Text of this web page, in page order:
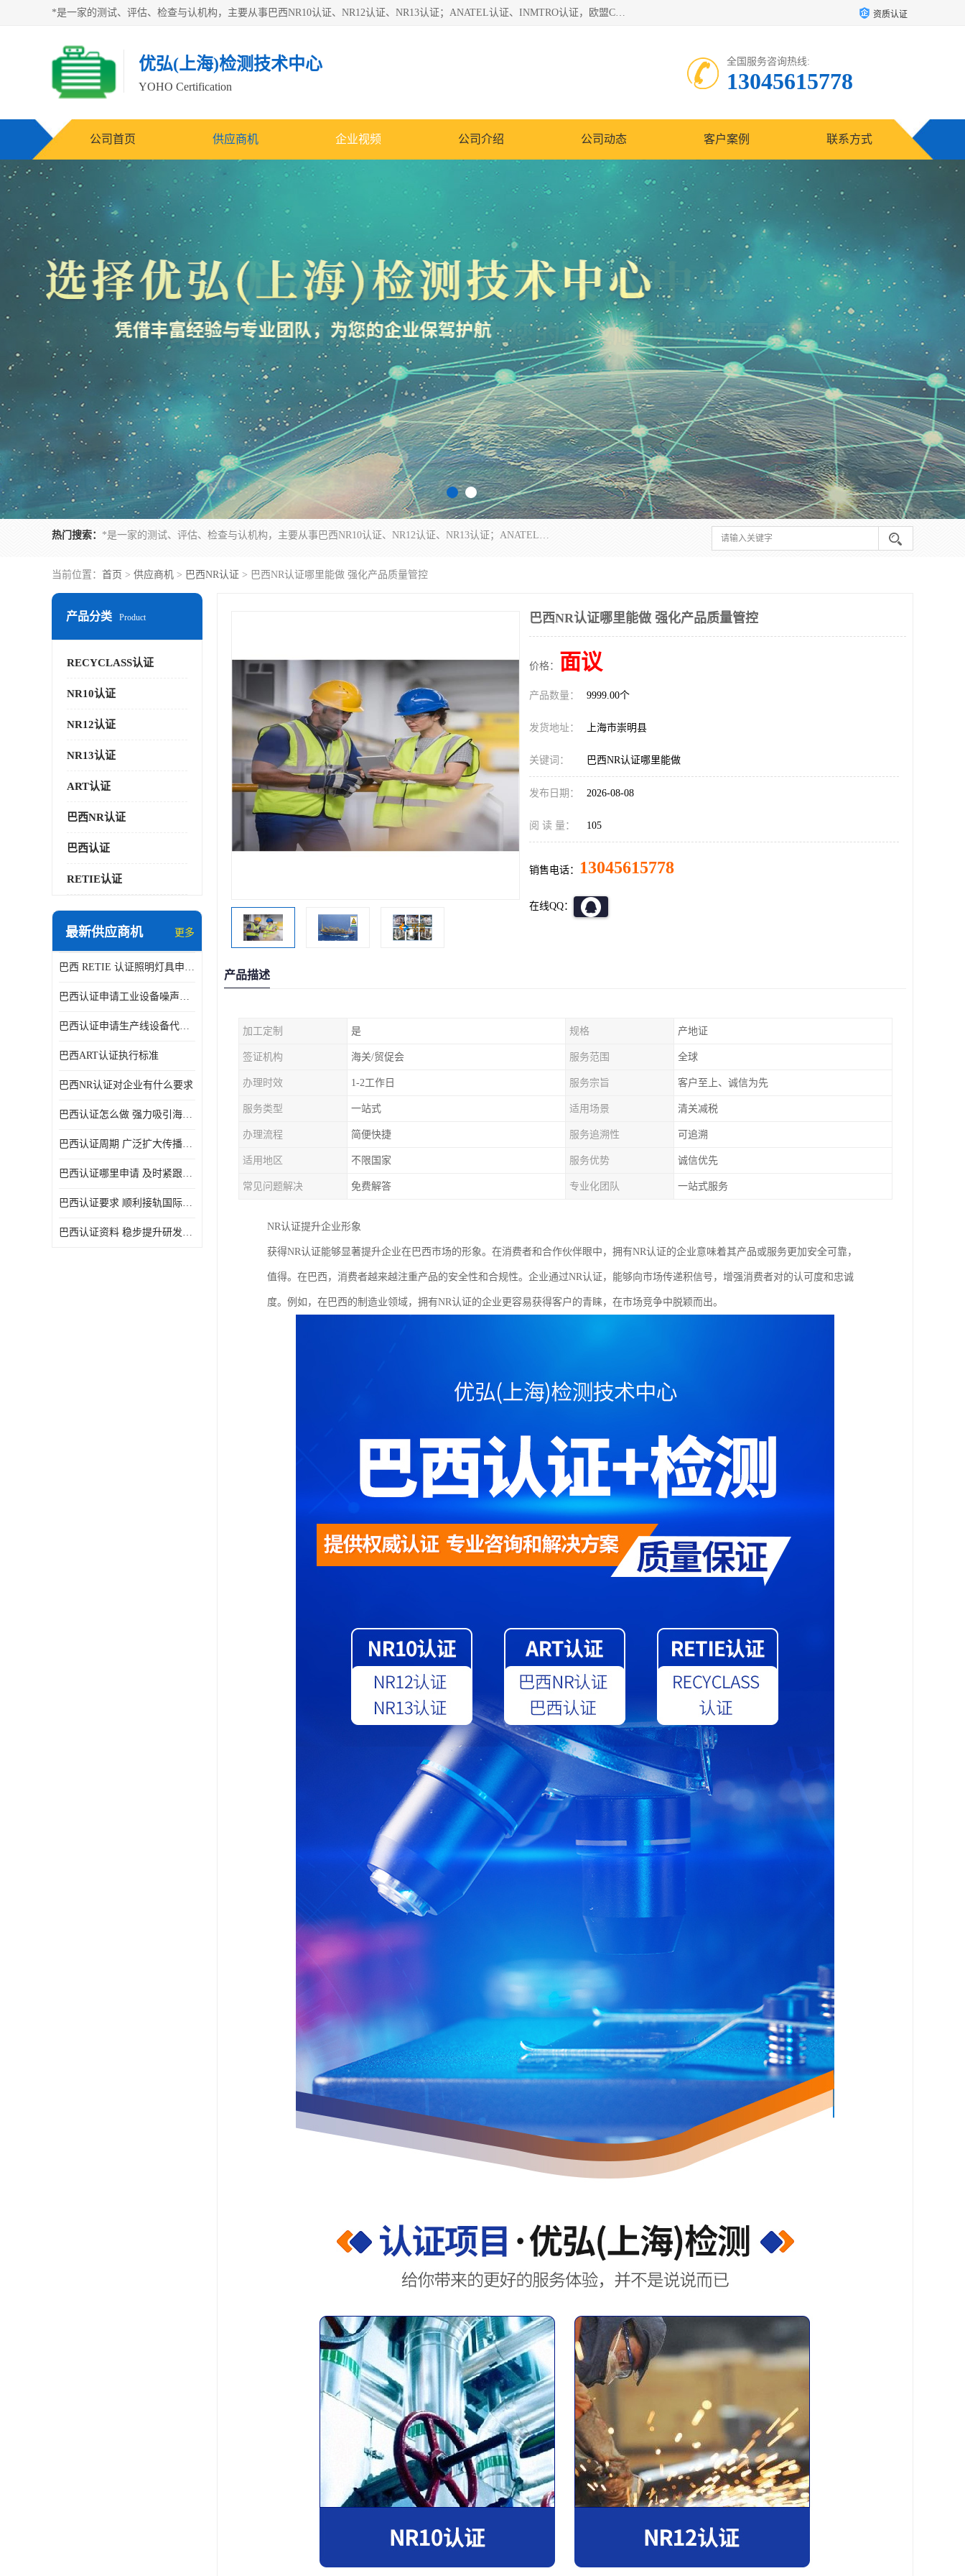
*是一家的测试、评估、检查与认机构，主要从事巴西NR10认证、NR12认证、NR13认证；ANATEL认证、INMTRO认证，欧盟CE认证：MD认证，PED认证，MID认证，ATEX认证，德国蓝色天使认证。 资质认证
优弘(上海)检测技术中心
YOHO Certification
全国服务咨询热线:
13045615778
公司首页 供应商机 企业视频 公司介绍 公司动态 客户案例 联系方式
热门搜索： *是一家的测试、评估、检查与认机构，主要从事巴西NR10认证、NR12认证、NR13认证；ANATEL认证、INMTRO认证，欧盟CE认证：MD认证，PED认证，MID认证，ATEX认证，德国蓝色天使认证。
当前位置： 首页 > 供应商机 > 巴西NR认证 > 巴西NR认证哪里能做 强化产品质量管控
产品分类 Product
RECYCLASS认证
NR10认证
NR12认证
NR13认证
ART认证
巴西NR认证
巴西认证
RETIE认证
最新供应商机 更多
巴西 RETIE 认证照明灯具申请 RETIE 认证
巴西认证申请工业设备噪声控制认证规范
巴西认证申请生产线设备代理机构选择
巴西ART认证执行标准
巴西NR认证对企业有什么要求
巴西认证怎么做 强力吸引海外投资
巴西认证周期 广泛扩大传播范围
巴西认证哪里申请 及时紧跟法规变化
巴西认证要求 顺利接轨国际规范
巴西认证资料 稳步提升研发能力
巴西NR认证哪里能做 强化产品质量管控
价格： 面议
产品数量： 9999.00个
发货地址： 上海市崇明县
关键词： 巴西NR认证哪里能做
发布日期： 2026-08-08
阅 读 量： 105
销售电话： 13045615778
在线QQ：
产品描述
加工定制 是 规格 产地证
签证机构 海关/贸促会 服务范围 全球
办理时效 1-2工作日 服务宗旨 客户至上、诚信为先
服务类型 一站式 适用场景 清关减税
办理流程 简便快捷 服务追溯性 可追溯
适用地区 不限国家 服务优势 诚信优先
常见问题解决 免费解答 专业化团队 一站式服务
NR认证提升企业形象
获得NR认证能够显著提升企业在巴西市场的形象。在消费者和合作伙伴眼中，拥有NR认证的企业意味着其产品或服务更加安全可靠，
值得。在巴西，消费者越来越注重产品的安全性和合规性。企业通过NR认证，能够向市场传递积信号，增强消费者对的认可度和忠诚
度。例如，在巴西的制造业领域，拥有NR认证的企业更容易获得客户的青睐，在市场竞争中脱颖而出。